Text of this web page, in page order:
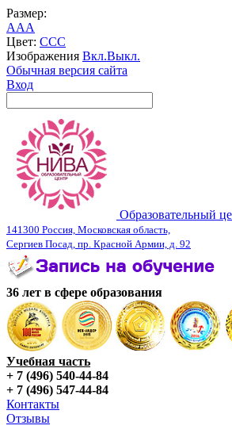
Размер:
AAA
Цвет: CCC
Изображения Вкл.Выкл.
Обычная версия сайта
Вход
Образовательный
141300 Россия, Московская область,
Сергиев Посад, пр. Красной Армии, д. 92
36 лет в сфере образования
Учебная часть
+ 7 (496) 540-44-84
+ 7 (496) 547-44-84
Контакты
Отзывы